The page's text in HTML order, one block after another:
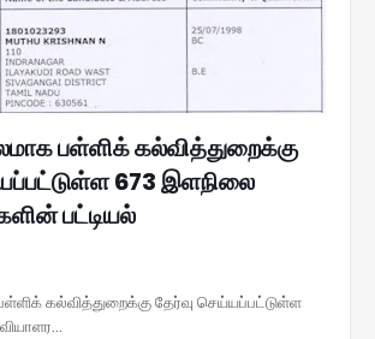
பள்ளிக் கல்வித்துறைக்கு
673 இளநிலை
பட்டியல்
கல்வித்துறைக்கு தேர்வு செய்யப்பட்டுள்ள